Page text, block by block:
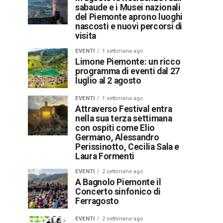
sabaude e i Musei nazionali
del Piemonte aprono luoghi
nascosti e nuovi percorsi di
visita
EVENTI 1 settimana ago
Limone Piemonte: un ricco
programma di eventi dal 27
luglio al 2 agosto
EVENTI 1 settimana ago
Attraverso Festival entra
nella sua terza settimana
con ospiti come Elio
Germano, Alessandro
Perissinotto, Cecilia Sala e
Laura Formenti
EVENTI 2 settimane ago
A Bagnolo Piemonte il
Concerto sinfonico di
Ferragosto
EVENTI 2 settimane ago